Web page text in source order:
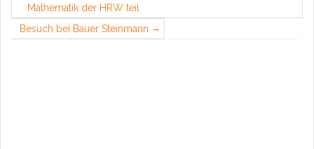
Mathematik der HRW teil
Besuch bei Bauer Steinmann